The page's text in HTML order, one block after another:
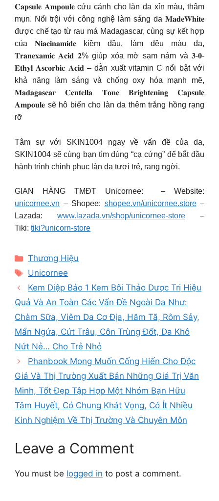
𝐂𝐚𝐩𝐬𝐮𝐥𝐞 𝐀𝐦𝐩𝐨𝐮𝐥𝐞 cứu cánh cho làn da xỉn màu, thâm
mụn. Nổi trội với công nghệ làm sáng da 𝐌𝐚𝐝𝐞𝐖𝐡𝐢𝐭𝐞
được chế tạo từ rau má Madagascar, cùng sự kết hợp
của 𝐍𝐢𝐚𝐜𝐢𝐧𝐚𝐦𝐢𝐝𝐞 kiềm dầu, làm đều màu da,
𝐓𝐫𝐚𝐧𝐞𝐱𝐚𝐦𝐢𝐜 𝐀𝐜𝐢𝐝 𝟐% giúp xóa mờ sạm nám và 𝟑-𝟎-
𝐄𝐭𝐡𝐲𝐥 𝐀𝐬𝐜𝐨𝐫𝐛𝐢𝐜 𝐀𝐜𝐢𝐝 – dẫn xuất vitamin C nổi bật với
khả năng làm sáng và chống oxy hóa mạnh mẽ,
𝐌𝐚𝐝𝐚𝐠𝐚𝐬𝐜𝐚𝐫 𝐂𝐞𝐧𝐭𝐞𝐥𝐥𝐚 𝐓𝐨𝐧𝐞 𝐁𝐫𝐢𝐠𝐡𝐭𝐞𝐧𝐢𝐧𝐠 𝐂𝐚𝐩𝐬𝐮𝐥𝐞
𝐀𝐦𝐩𝐨𝐮𝐥𝐞 sẽ hô biến cho làn da thêm trắng hồng rạng
rỡ
Tâm sự với SKIN1004 ngay về vấn đề của da,
SKIN1004 sẽ cùng bạn tìm đúng “cạ cứng” để bắt đầu
hành trình chinh phục làn da tươi trẻ, rạng ngời.
GIAN HÀNG TMĐT Unicornee: – Website:
unicornee.vn – Shopee: shopee.vn/unicornee.store–
Lazada: www.lazada.vn/shop/unicornee-store –
Tiki: tiki?unicorn-store
Categories
Thương Hiệu
Tags
Unicornee
Kem Diệp Bảo 1 Kem Bôi Thảo Dược Trị Hiệu
Quả Và An Toàn Các Vấn Đề Ngoài Da Như:
Chàm Sữa, Viêm Da Cơ Địa, Hăm Tã, Rôm Sảy,
Mẩn Ngứa, Cứt Trâu, Côn Trùng Đốt, Da Khô
Nứt Nẻ… Cho Trẻ Nhỏ
Phanbook Mong Muốn Cống Hiến Cho Độc
Giả Và Thị Trường Xuất Bản Những Giá Trị Văn
Minh, Tốt Đẹp Tập Hợp Một Nhóm Bạn Hữu
Tâm Huyết, Có Chung Khát Vọng, Có Ít Nhiều
Kinh Nghiệm Về Thị Trường Và Chuyên Môn
Leave a Comment
You must be logged in to post a comment.